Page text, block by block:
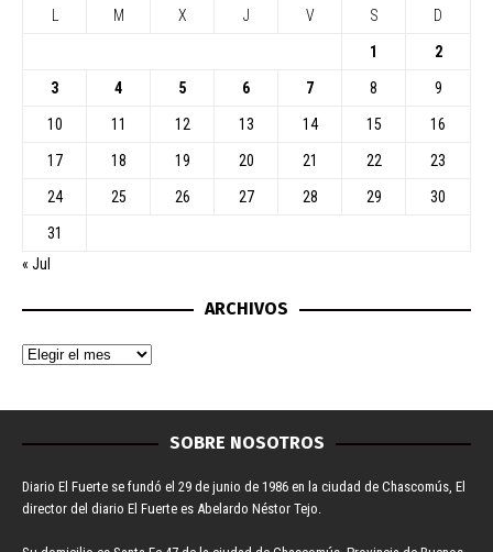
M X J V S D
1 2
3 4 5 6 7 8 9
10 11 12 13 14 15 16
17 18 19 20 21 22 23
24 25 26 27 28 29 30
31
« Jul
ARCHIVOS
SOBRE NOSOTROS
Diario El Fuerte se fundó el 29 de junio de 1986 en la ciudad de Chascomús, El
director del diario El Fuerte es Abelardo Néstor Tejo.